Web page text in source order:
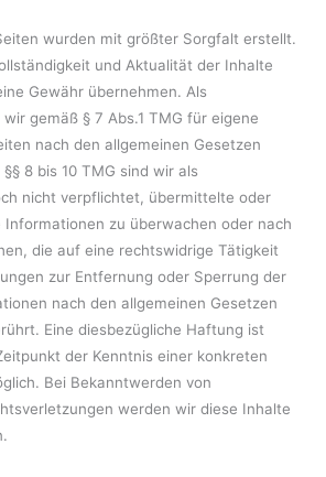
wurden mit größter Sorgfalt erstellt.
und Aktualität der Inhalte
Gewähr übernehmen. Als
gemäß § 7 Abs.1 TMG für eigene
nach den allgemeinen Gesetzen
8 bis 10 TMG sind wir als
nicht verpflichtet, übermittelte oder
zu überwachen oder nach
die auf eine rechtswidrige Tätigkeit
zur Entfernung oder Sperrung der
nach den allgemeinen Gesetzen
Eine diesbezügliche Haftung ist
der Kenntnis einer konkreten
Bei Bekanntwerden von
werden wir diese Inhalte